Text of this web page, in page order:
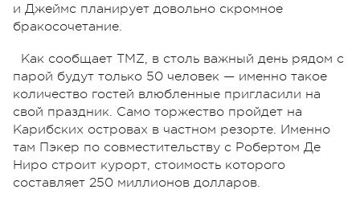
и Джеймс планирует довольно скромное
бракосочетание.
Как сообщает TMZ, в столь важный день рядом с
парой будут только 50 человек — именно такое
количество гостей влюбленные пригласили на
свой праздник. Само торжество пройдет на
Карибских островах в частном резорте. Именно
там Пэкер по совместительству с Робертом Де
Ниро строит курорт, стоимость которого
составляет 250 миллионов долларов.